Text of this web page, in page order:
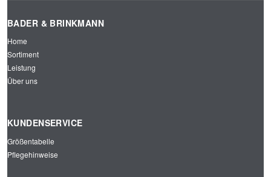
BADER & BRINKMANN
Home
Sortiment
Leistung
Über uns
KUNDENSERVICE
Größentabelle
Pflegehinweise